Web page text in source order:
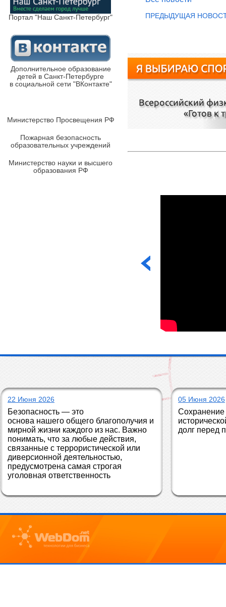
Портал "Наш Санкт-Петербург"
Дополнительное образование
детей в Санкт-Петербурге
в социальной сети "ВКонтакте"
Министерство Просвещения РФ
Пожарная безопасность
образовательных учреждений
Министерство науки и высшего
образования РФ
ПРЕДЫДУЩАЯ
22 Июня 2026
Безопасность — это
основа нашего общего благополучия и
мирной жизни каждого из нас. Важно
понимать, что за любые действия,
связанные с террористической или
диверсионной деятельностью,
предусмотрена самая строгая
уголовная ответственность
05 Июня 2026
Сохранение
долг перед